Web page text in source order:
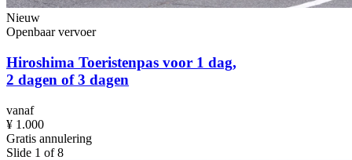
Nieuw
Openbaar vervoer
Hiroshima Toeristenpas voor 1 dag,
2 dagen of 3 dagen
vanaf
¥ 1.000
Gratis annulering
Slide 1 of 8